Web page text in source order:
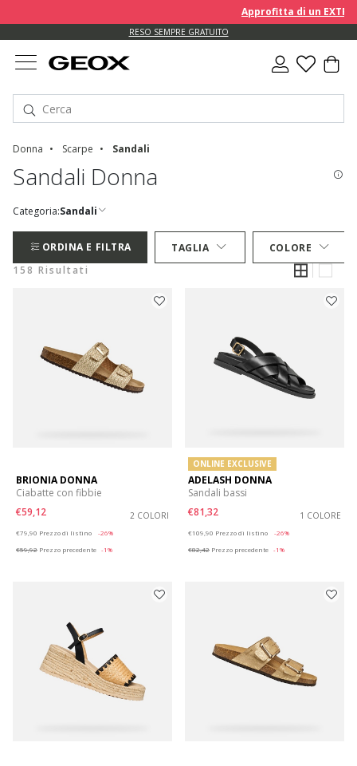
Approfitta di un EXTRA
RESO SEMPRE GRATUITO
Donna Scarpe Sandali
Sandali Donna
Categoria:Sandali
ORDINA E FILTRA TAGLIA
COLORE
158 Risultati
BRIONIA DONNA
Ciabatte con fibbie
€59,12
2 COLORI
€79,90 Prezzo di listino
-26%
€59,92 Prezzo precedente -1%
ONLINE EXCLUSIVE
ADELASH DONNA
Sandali bassi
€81,32
1 COLORE
€109,90 Prezzo di listino
-26%
€82,42 Prezzo precedente -1%